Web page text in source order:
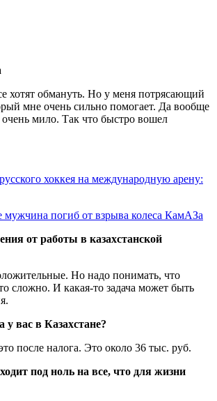
хотят обмануть. Но у меня потрясающий
мне очень сильно помогает. Да вообще
мило. Так что быстро вошел
хоккея на международную арену:
погиб от взрыва колеса КамАЗа
от работы в казахстанской
Но надо понимать, что
сложно. И какая-то задача может быть
вас в Казахстане?
после налога. Это около 36 тыс. руб.
под ноль на все, что для жизни